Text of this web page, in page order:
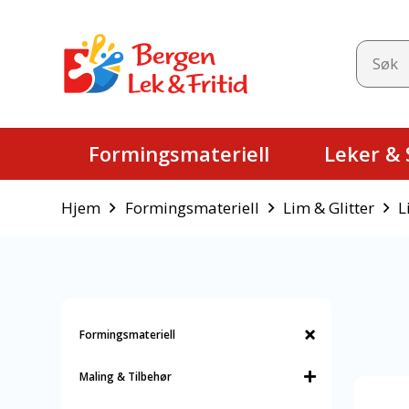
Formingsmateriell Leker &
Hjem Formingsmateriell Lim & Glitter
Formingsmateriell
Maling & Tilbehør